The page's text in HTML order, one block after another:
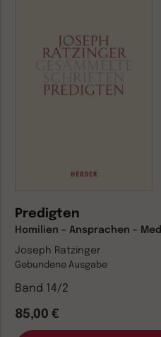
Predigten
Homilien – Ansprachen –
Joseph Ratzinger
Gebundene Ausgabe
Band 14/2
85,00 €